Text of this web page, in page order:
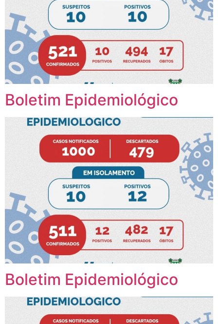
Boletim Epidemiológico
Boletim Epidemiológico